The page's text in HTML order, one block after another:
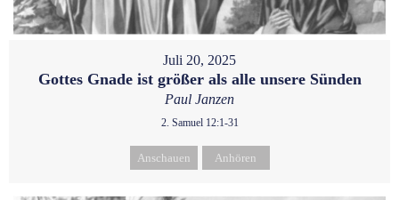
Juli 20, 2025
Gottes Gnade ist größer als alle unsere Sünden
Paul Janzen
2. Samuel 12:1-31
Anschauen Anhören